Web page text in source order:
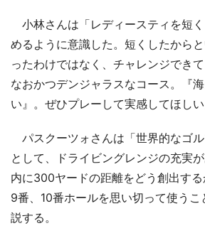
小林さんは「レディースティを短
めるように意識した。短くしたから
ったわけではなく、チャレンジできて
なおかつデンジャラスなコース。『
い』。ぜひプレーして実感してほしい
パスクーツォさんは「世界的なゴ
として、ドライビングレンジの充実
内に300ヤードの距離をどう創出する
9番、10番ホールを思い切って使う
説する。